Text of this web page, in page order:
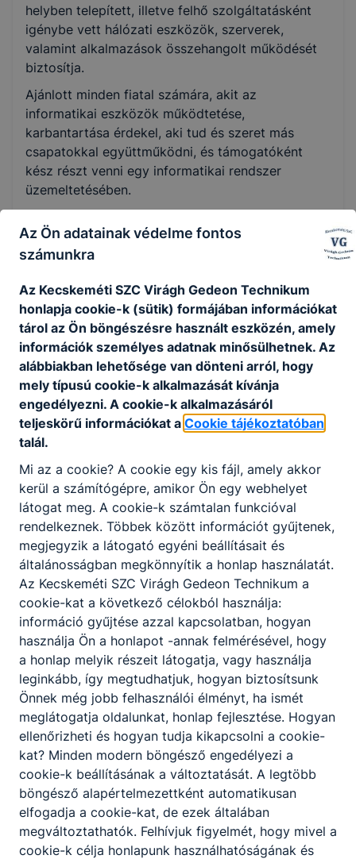
Okleveles technikusképzés
Nem
helyben telepített, illetve felhő szolgáltatásként
igénybe vett hálózati eszközök, szerverek,
valamint alkalmazások összehangolt működését
biztosítja.
Ajánlott minden fiatal számára, akit az
informatikai eszközök működtetése,
karbantartása érdekel, aki tud és szeret más
csapatokkal együttműködni, és támogatóként
kész részt venni egy informatikai rendszer
üzemeltetésében.
KOMPETENCIAELVÁRÁS
informatikai és hálózati ismeretek, ügyfélközpontú
hozzáállás, problémamegoldó készség és
együttműködési készség.
A SZAKKÉPZETTSÉGGEL RENDELKEZŐ
képes számítógépet kezelni, üzemeltetni,
irodai, multimédiás és kommunikációs
használni;
elvégzi a számítógépek és perifériáik
hardveres szerelési, karbantartási és
javítási munkáit;
ellátja a munkaállomások operációs
rendszerének telepítését és
karbantartását;
képes a hálózati eszközök, a hálózati
operációs rendszerek és az alapvető
internetes szolgáltatások telepítésére,
üzemeltetésére és karbantartására;
ellátja a kisebb helyi hálózatok
kiépítésével és karbantartásával
kapcsolatos feladatokat;
képes kisebb otthoni, irodai és közepes
méretű hálózatok tervezési, illetve
felügyeleti feladatait elvégezni;
elvégzi az informatikai biztonsági
eszközök, tűzfalak és vírusvédelmi
szoftverek telepítését és konﬁgurálását;
felhőszolgáltatásokat kezel.
Az Ön adatainak védelme fontos
számunkra
Az Kecskeméti SZC Virágh Gedeon Technikum
honlapja cookie-k (sütik) formájában információkat
tárol az Ön böngészésre használt eszközén, amely
információk személyes adatnak minősülhetnek. Az
alábbiakban lehetősége van dönteni arról, hogy
mely típusú cookie-k alkalmazását kívánja
engedélyezni. A cookie-k alkalmazásáról
teljeskörű információkat a Cookie tájékoztatóban
talál.
Mi az a cookie? A cookie egy kis fájl, amely akkor
kerül a számítógépre, amikor Ön egy webhelyet
látogat meg. A cookie-k számtalan funkcióval
rendelkeznek. Többek között információt gyűjtenek,
megjegyzik a látogató egyéni beállításait és
általánosságban megkönnyítik a honlap használatát.
Az Kecskeméti SZC Virágh Gedeon Technikum a
cookie-kat a következő célokból használja:
információ gyűjtése azzal kapcsolatban, hogyan
használja Ön a honlapot -annak felmérésével, hogy
a honlap melyik részeit látogatja, vagy használja
leginkább, így megtudhatjuk, hogyan biztosítsunk
Önnek még jobb felhasználói élményt, ha ismét
meglátogatja oldalunkat, honlap fejlesztése. Hogyan
ellenőrizheti és hogyan tudja kikapcsolni a cookie-
kat? Minden modern böngésző engedélyezi a
cookie-k beállításának a változtatását. A legtöbb
böngésző alapértelmezettként automatikusan
elfogadja a cookie-kat, de ezek általában
megváltoztathatók. Felhívjuk figyelmét, hogy mivel a
cookie-k célja honlapunk használhatóságának és